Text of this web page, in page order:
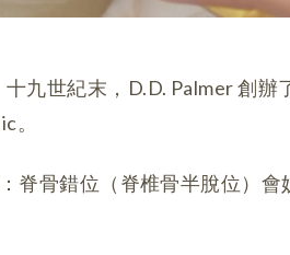
九世紀末，D.D. Palmer 創辦
。
脊骨錯位（脊椎骨半脫位）會